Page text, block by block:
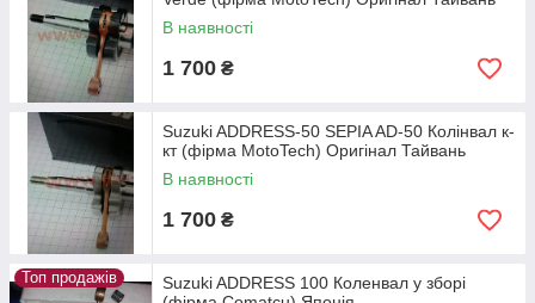
В наявності
1 700 ₴
Suzuki ADDRESS-50 SEPIA AD-50 Колінвал к-
кт (фірма MotoTech) Оригінал Тайвань
В наявності
1 700 ₴
Топ продажів
Suzuki ADDRESS 100 Коленвал у зборі